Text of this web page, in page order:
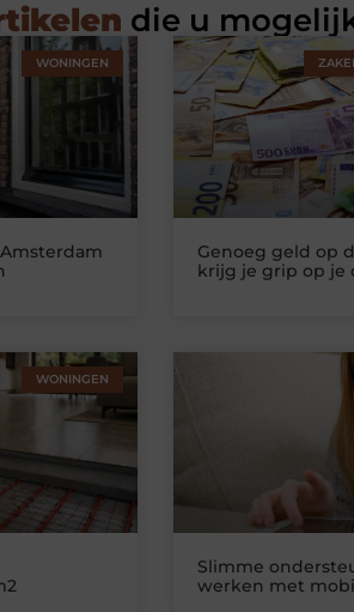
die u
WONINGEN
Genoeg geld op
krijg je grip op je
WONINGEN
Slimme
werken met